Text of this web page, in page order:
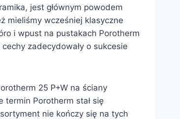
jest głównym powodem
mieliśmy wcześniej klasyczne
i wpust na pustakach Porotherm
zadecydowały o sukcesie
25 P+W na ściany
termin Porotherm stał się
nie kończy się na tych